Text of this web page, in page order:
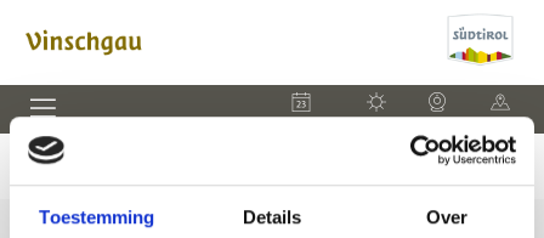
Toestemming Details Over
EVENEMENTEN WEER WEBCAM KAART